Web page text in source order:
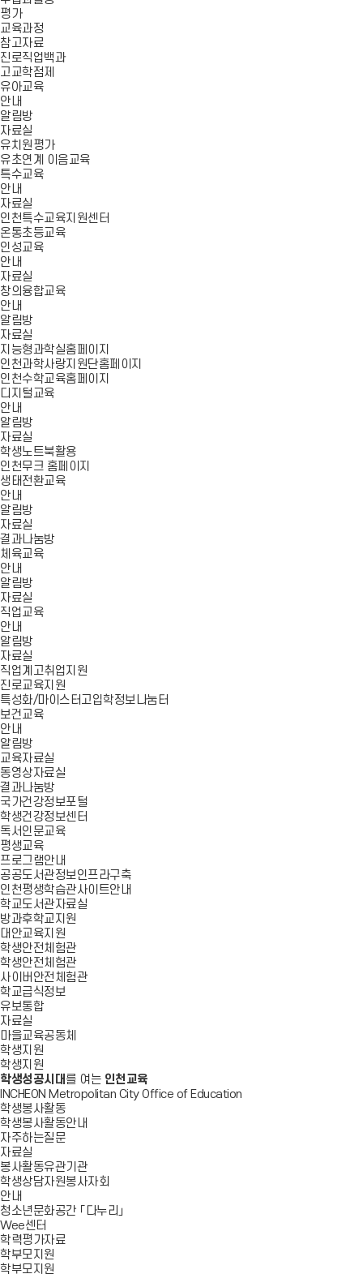
평가
교육과정
참고자료
진로직업백과
고교학점제
유아교육
안내
알림방
자료실
유치원평가
유초연계 이음교육
특수교육
안내
자료실
인천특수교육지원센터
온통초등교육
인성교육
안내
자료실
창의융합교육
안내
알림방
자료실
지능형과학실홈페이지
인천과학사랑지원단홈페이지
인천수학교육홈페이지
디지털교육
안내
알림방
자료실
학생노트북활용
인천무크 홈페이지
생태전환교육
안내
알림방
자료실
결과나눔방
체육교육
안내
알림방
자료실
직업교육
안내
알림방
자료실
직업계고취업지원
진로교육지원
특성화/마이스터고입학정보나눔터
보건교육
안내
알림방
교육자료실
동영상자료실
결과나눔방
국가건강정보포털
학생건강정보센터
독서인문교육
평생교육
프로그램안내
공공도서관정보인프라구축
인천평생학습관사이트안내
학교도서관자료실
방과후학교지원
대안교육지원
학생안전체험관
학생안전체험관
사이버안전체험관
학교급식정보
유보통합
자료실
마을교육공동체
학생지원
학생지원
학생성공시대 를 여는 인천교육
INCHEON Metropolitan City Office of Education
학생봉사활동
학생봉사활동안내
자주하는질문
자료실
봉사활동유관기관
학생상담자원봉사자회
안내
청소년문화공간 「다누리」
Wee센터
학력평가자료
학부모지원
학부모지원